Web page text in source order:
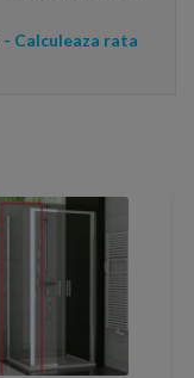
- Calculeaza rata